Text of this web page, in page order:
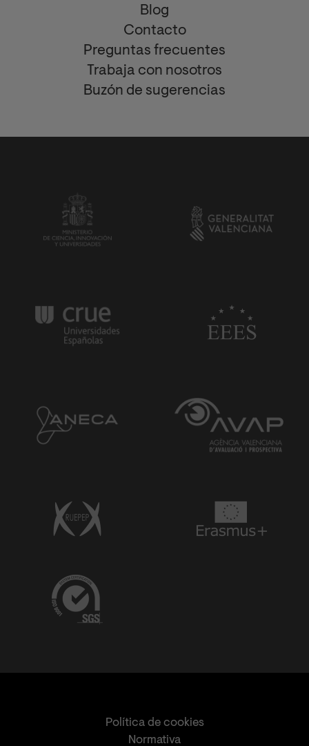
Blog
Contacto
Preguntas frecuentes
Trabaja con nosotros
Buzón de sugerencias
Política de cookies
Normativa